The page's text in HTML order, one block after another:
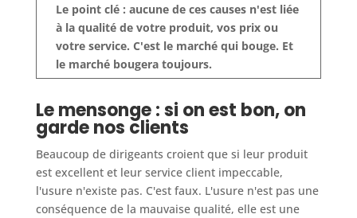
Le point clé : aucune de ces causes n'est liée
à la qualité de votre produit, vos prix ou
votre service. C'est le marché qui bouge. Et
le marché bougera toujours.
Le mensonge : si on est bon, on
garde nos clients
Beaucoup de dirigeants croient que si leur produit
est excellent et leur service client impeccable,
l'usure n'existe pas. C'est faux. L'usure n'est pas une
conséquence de la mauvaise qualité, elle est une